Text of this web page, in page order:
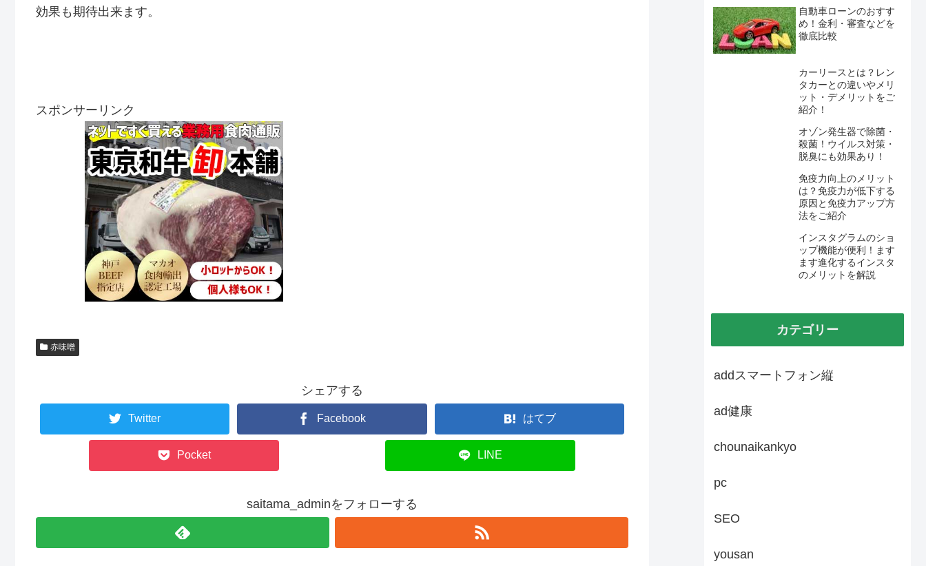
効果も期待出来ます。
スポンサーリンク
赤味噌
シェアする
Twitter Facebook はてブ
Pocket LINE
saitama_adminをフォローする
自動車ローンのおすす
め！金利・審査などを
徹底比較
カーリースとは？レン
タカーとの違いやメリ
ット・デメリットをご
紹介！
オゾン発生器で除菌・
殺菌！ウイルス対策・
脱臭にも効果あり！
免疫力向上のメリット
は？免疫力が低下する
原因と免疫力アップ方
法をご紹介
インスタグラムのショ
ップ機能が便利！ます
ます進化するインスタ
のメリットを解説
カテゴリー
addスマートフォン縦
ad健康
chounaikankyo
pc
SEO
yousan